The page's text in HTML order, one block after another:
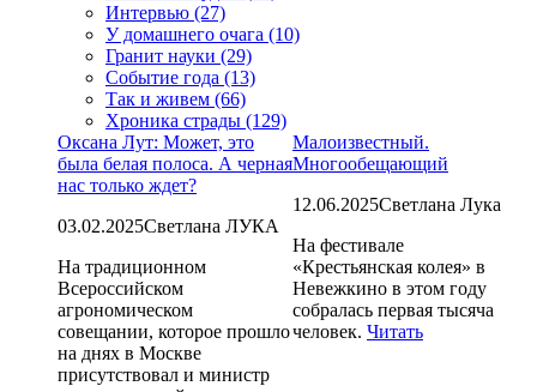
Интервью (27)
У домашнего очага (10)
Гранит науки (29)
Событие года (13)
Так и живем (66)
Хроника страды (129)
Малоизвестный.
Многообещающий
12.06.2025Светлана Лука
На фестивале
«Крестьянская колея» в
Невежкино в этом году
собралась первая тысяча
человек. Читать
Оксана Лут: Может, это
была белая полоса. А черная
нас только ждет?
03.02.2025Светлана ЛУКА
На традиционном
Всероссийском
агрономическом
совещании, которое прошло
на днях в Москве
присутствовал и министр